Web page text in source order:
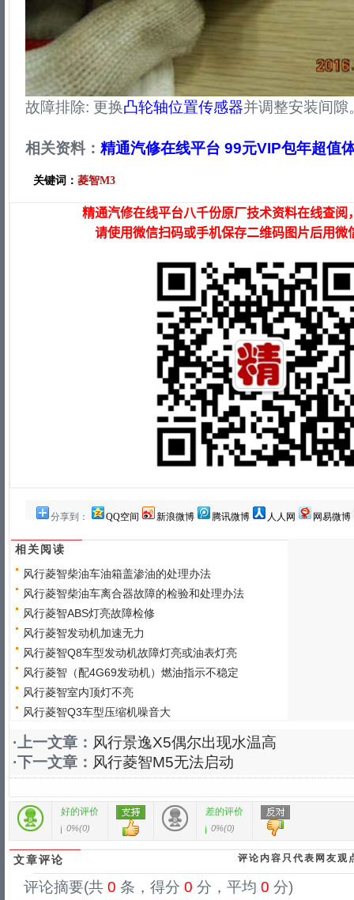
故障排除: 更换凸轮轴位置传感器并调整安装间隙
相关资料： 精通汽修在线平台 99元VIP包年超值
关键词： 菱智M3
分享到： QQ空间 新浪微博 腾讯微博 人人网 网易微博
相关阅读
风行菱智柴油车油箱盖渗油的处理办法
风行菱智柴油车离合器故障的检验和处理办法
风行菱智ABS灯亮故障检修
风行菱智发动机加速无力
风行菱智Q8车型发动机故障灯亮或油表灯亮
风行菱智（配4G69发动机）燃油指示不稳定
风行菱智室内顶灯不亮
风行菱智Q3车型压缩机噪音大
·上一文章： 风行景逸X5偶尔出现水温高
·下一文章： 风行菱智M5无法启动
好的评价
0%(0)
差的评价
0%(0)
文章评论 评论内容只代表网友观
评论摘要(共 0 条，得分 0 分，平均 0 分)